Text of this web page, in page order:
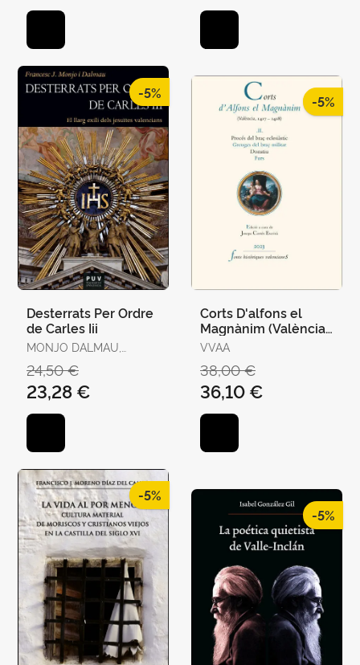
-5%
Desterrats Per Ordre
de Carles Iii
MONJO DALMAU,
24,50 €
23,28 €
-5%
Corts D'alfons el
Magnànim (València,
1417-1418) Ii
VVAA
38,00 €
36,10 €
-5%
-5%